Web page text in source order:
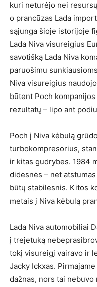
kuri neturėjo nei
o prancūzas Lada
sąjunga šioje istorijoje
Lada Niva visureigius
savotišką Lada Niva
paruošimu
Niva visureigius
būtent Poch
rezultatų – lipo ant
Poch į Niva kėbulą
turbokompresorius,
ir kitas gudrybes. 1984
didesnės – net
būtų stabilesnis. Kitos
metais į Niva kėbulą
Lada Niva automobiliai
į trejetuką
tokį visureigį vairavo ir
Jacky Ickxas.
dažnas, nors tai